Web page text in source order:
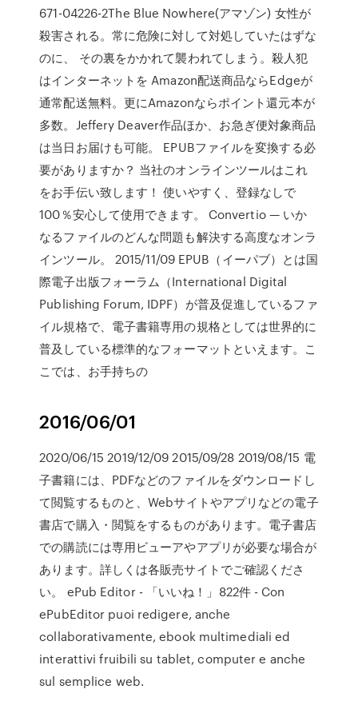
671-04226-2The Blue Nowhere(アマゾン) 女性が
殺害される。常に危険に対して対処していたはずな
のに、 その裏をかかれて襲われてしまう。殺人犯
はインターネットを Amazon配送商品ならEdgeが
通常配送無料。更にAmazonならポイント還元本が
多数。Jeffery Deaver作品ほか、お急ぎ便対象商品
は当日お届けも可能。 EPUBファイルを変換する必
要がありますか？ 当社のオンラインツールはこれ
をお手伝い致します！ 使いやすく、登録なしで
100％安心して使用できます。 Convertio — いか
なるファイルのどんな問題も解決する高度なオンラ
インツール。 2015/11/09 EPUB（イーパブ）とは国
際電子出版フォーラム（International Digital
Publishing Forum, IDPF）が普及促進しているファ
イル規格で、電子書籍専用の規格としては世界的に
普及している標準的なフォーマットといえます。こ
こでは、お手持ちの
2016/06/01
2020/06/15 2019/12/09 2015/09/28 2019/08/15 電
子書籍には、PDFなどのファイルをダウンロードし
て閲覧するものと、Webサイトやアプリなどの電子
書店で購入・閲覧をするものがあります。電子書店
での購読には専用ビューアやアプリが必要な場合が
あります。詳しくは各販売サイトでご確認くださ
い。 ePub Editor - 「いいね！」822件 - Con
ePubEditor puoi redigere, anche
collaborativamente, ebook multimediali ed
interattivi fruibili su tablet, computer e anche
sul semplice web.